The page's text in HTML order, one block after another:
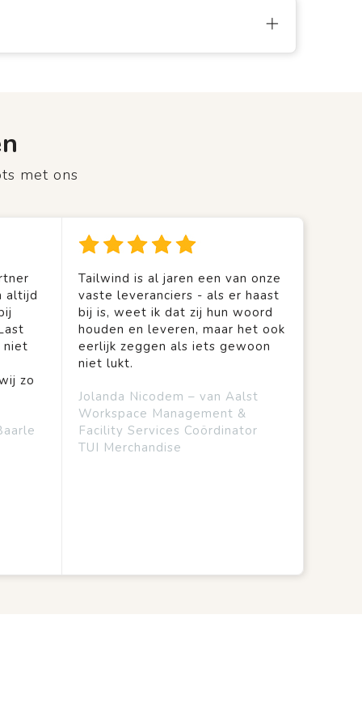
met ons
altijd
niet
zo
Tailwind is al jaren een van onze
vaste leveranciers - als er haast
bij is, weet ik dat zij hun woord
houden en leveren, maar het ook
eerlijk zeggen als iets gewoon
niet lukt.
Jolanda Nicodem – van Aalst
Workspace Management &
Facility Services Coördinator
TUI Merchandise